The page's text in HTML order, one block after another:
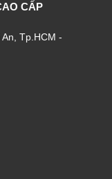
CẤP
Tp.HCM -